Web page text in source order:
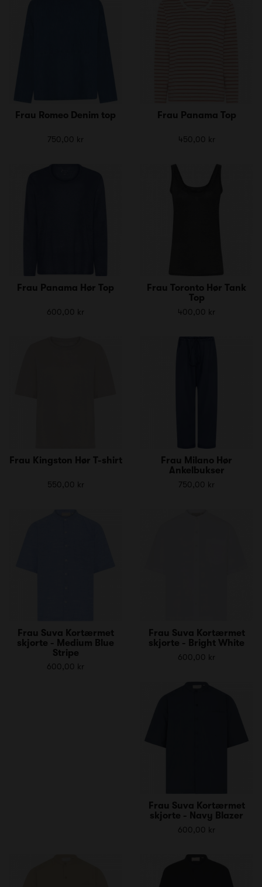
Frau Romeo Denim top
750,00 kr
Frau Panama Top
450,00 kr
Frau Panama Hør Top
600,00 kr
Frau Toronto Hør Tank
Top
400,00 kr
Frau Kingston Hør T-shirt
550,00 kr
Frau Milano Hør
Ankelbukser
750,00 kr
Frau Suva Kortærmet
skjorte - Medium Blue
Stripe
600,00 kr
Frau Suva Kortærmet
skjorte - Bright White
600,00 kr
Frau Suva Kortærmet
skjorte - Navy Blazer
600,00 kr